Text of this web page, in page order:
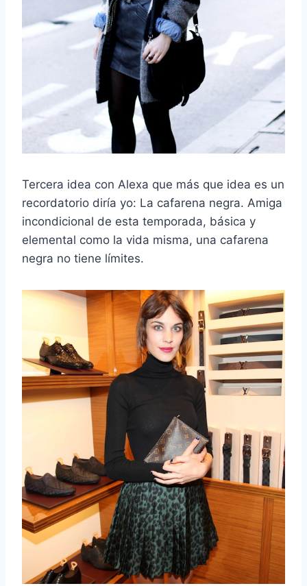
Tercera idea con Alexa que más que idea es un
recordatorio diría yo: La cafarena negra. Amiga
incondicional de esta temporada, básica y
elemental como la vida misma, una cafarena
negra no tiene límites.